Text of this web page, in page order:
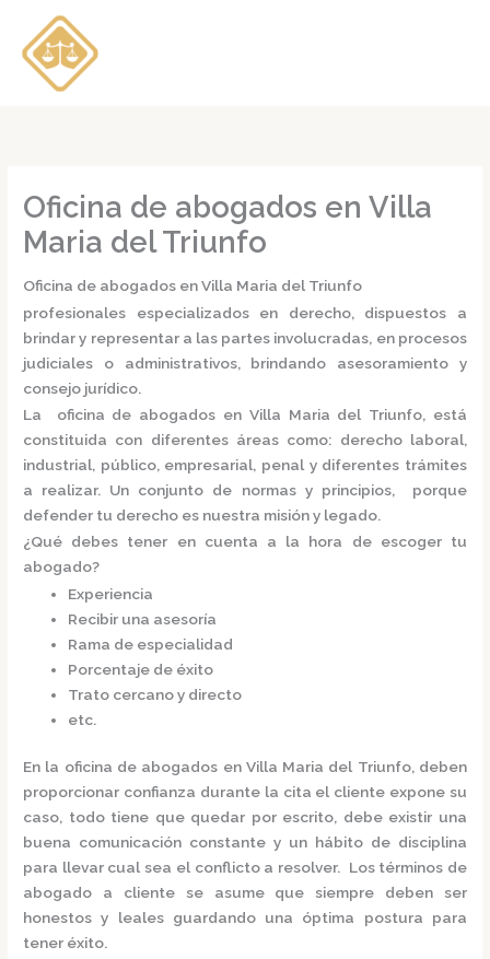
contenido
Oficina de abogados en Villa
Maria del Triunfo
Oficina de abogados en Villa Maria del Triunfo
profesionales especializados en derecho, dispuestos a
brindar y representar a las partes involucradas, en procesos
judiciales o administrativos, brindando asesoramiento y
consejo jurídico.
La oficina de abogados en Villa Maria del Triunfo, está
constituida con diferentes áreas como: derecho laboral,
industrial, público, empresarial, penal y diferentes trámites
a realizar. Un conjunto de normas y principios, porque
defender tu derecho es nuestra misión y legado.
¿Qué debes tener en cuenta a la hora de escoger tu
abogado?
Experiencia
Recibir una asesoría
Rama de especialidad
Porcentaje de éxito
Trato cercano y directo
etc.
En la oficina de abogados en Villa Maria del Triunfo, deben
proporcionar confianza durante la cita el cliente expone su
caso, todo tiene que quedar por escrito, debe existir una
buena comunicación constante y un hábito de disciplina
para llevar cual sea el conflicto a resolver. Los términos de
abogado a cliente se asume que siempre deben ser
honestos y leales guardando una óptima postura para
tener éxito.